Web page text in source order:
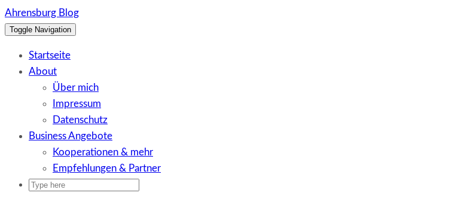
Skip
to
Ahrensburg Blog
Toggle Navigation
Startseite
About
Über mich
Impressum
Datenschutz
Business Angebote
Kooperationen & mehr
Empfehlungen & Partner